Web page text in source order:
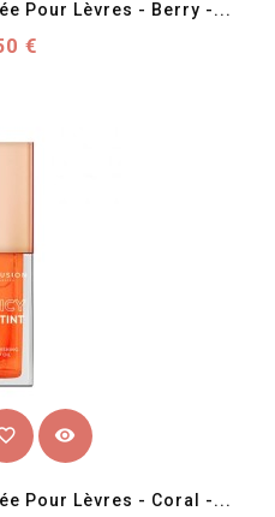
Pour Lèvres - Berry -...
€
visibility
Pour Lèvres - Coral -...